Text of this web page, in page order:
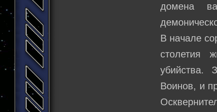
домена
В начале
столетия
убийства.
Воинов, и